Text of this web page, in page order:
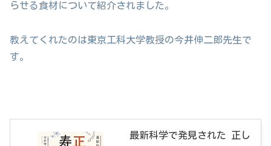
らせる食材について紹介されました。
教えてくれたのは東京工科大学教授の今井伸二郎先生で
す。
最新科学で発見された 正し